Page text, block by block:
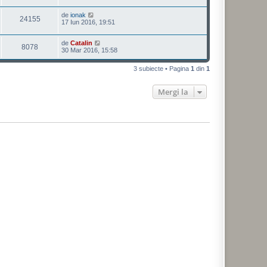
24155 de ionak
17 Iun 2016, 19:51
8078 de Catalin
30 Mar 2016, 15:58
3 subiecte • Pagina 1 din 1
Mergi la